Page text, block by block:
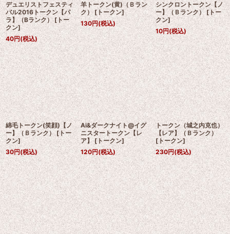
デュエリストフェスティ
バル2016トークン【パ
ラ】（Bランク） [トー
クン]
40円(税込)
羊トークン(黄)（Ｂラン
ク） [トークン]
130円(税込)
シンクロントークン【ノ
ー】（Ｂランク） [トー
クン]
10円(税込)
綿毛トークン(笑顔)【ノ
ー】（Ｂランク） [トー
クン]
30円(税込)
Ai&ダークナイト@イグ
ニスタートークン【レ
ア】 [トークン]
120円(税込)
トークン（城之内克也）
【レア】（Ｂランク）
[トークン]
230円(税込)